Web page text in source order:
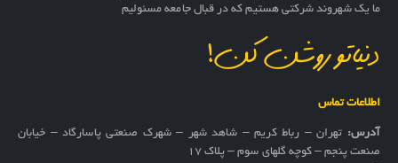
ما یک شهروند شرکتی هستیم که در قبال جامعه مسئولیم
دنیاتو روشن کن!
اطلاعات تماس
آدرس: تهران – رباط کریم – شاهد شهر – شهرک صنعتی پاسارگاد – خیابان
صنعت پنجم – کوچه گلهای سوم – پلاک 17